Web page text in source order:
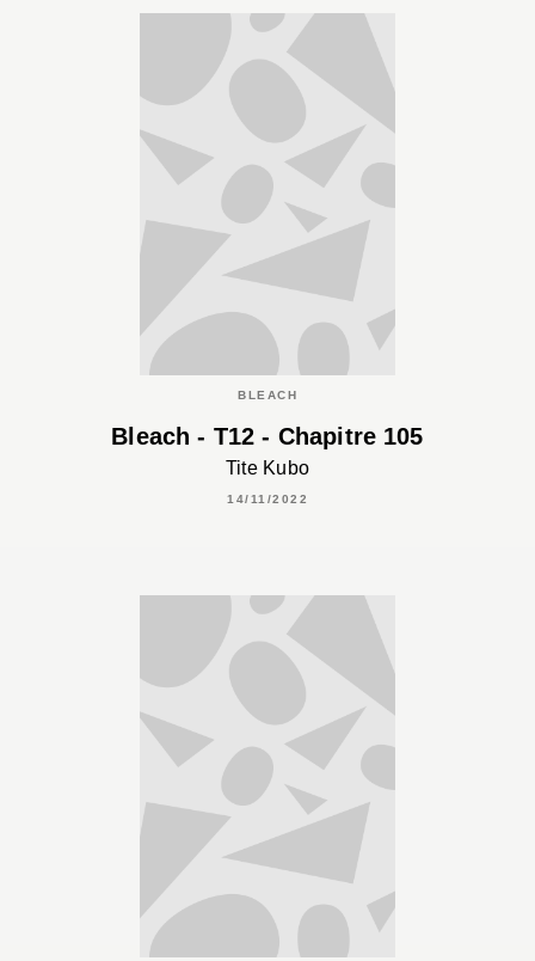
BLEACH
Bleach - T12 - Chapitre 105
Tite Kubo
14/11/2022